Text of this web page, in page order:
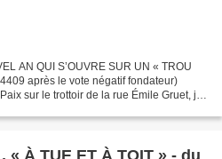
AN QUI S’OUVRE SUR UN « TROU
après le vote négatif fondateur)
sur le trottoir de la rue Émile Gruet, j’ai